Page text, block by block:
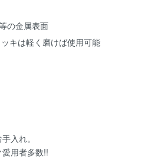
の金属表面
キは軽く磨けば使用可能
入れ。
用者多数!!